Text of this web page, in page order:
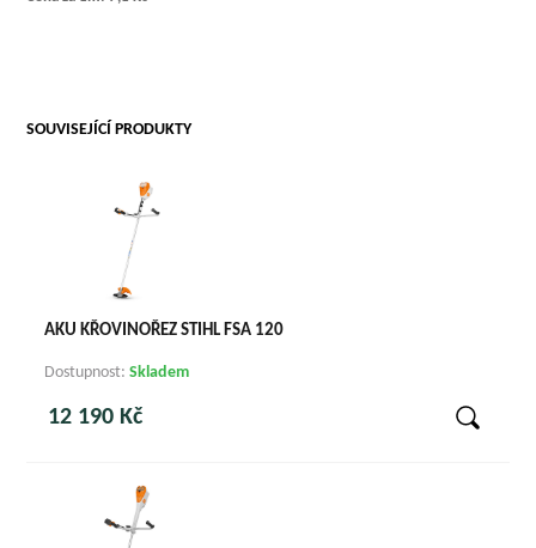
SOUVISEJÍCÍ PRODUKTY
AKU KŘOVINOŘEZ STIHL FSA 120
Dostupnost:Skladem
12 190 Kč